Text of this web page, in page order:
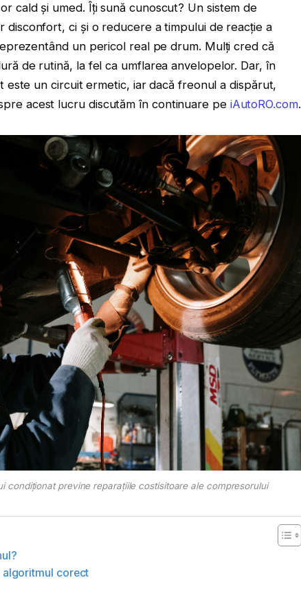
cald și umed. Îți sună cunoscut? Un sistem de
disconfort, ci și o reducere a timpului de reacție a
un pericol real pe drum. Mulți cred că
de rutină, la fel ca umflarea anvelopelor. Dar, în
este un circuit ermetic, iar dacă freonul a dispărut,
acest lucru discutăm în continuare pe iAutoRO.com.
condiționat previne reparațiile costisitoare ale compresorului
algoritmul corect